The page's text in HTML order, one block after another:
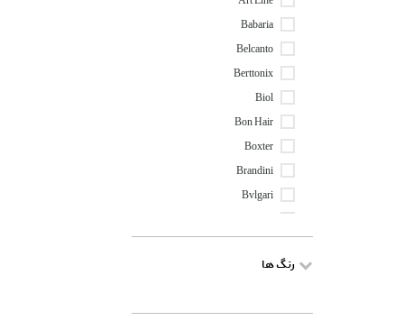
Babaria
Belcanto
Berttonix
Biol
Bon Hair
Boxter
Brandini
Bvlgari
Cerave
Chanel
رنگ ها